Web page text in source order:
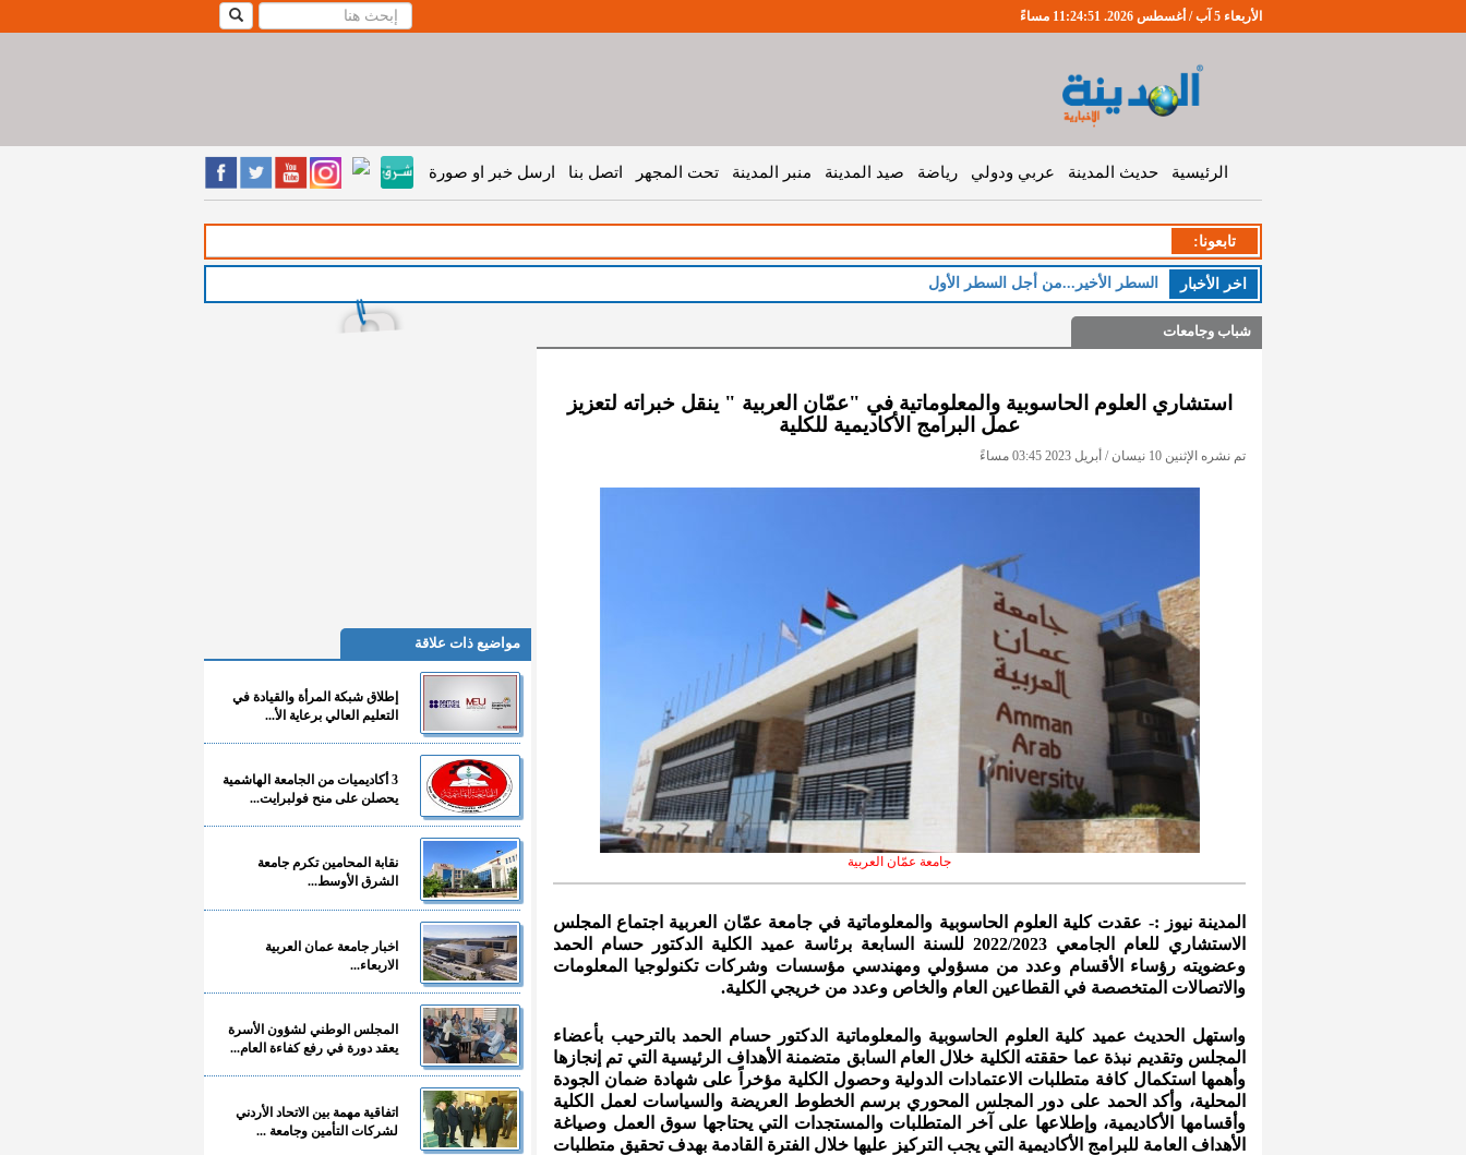
الأربعاء 5 آب / أغسطس 2026. 11:24:51 مساءً
الرئيسية حديث المدينة عربي ودولي رياضة صيد المدينة منبر المدينة تحت المجهر اتصل بنا ارسل خبر او صورة
تابعونا:
اخر اﻷخبار ال
شباب وجامعات
استشاري العلوم الحاسوبية والمعلوماتية في "عمّان العربية " ينقل خبراته لتعزيز
عمل البرامج الأكاديمية للكلية
تم نشره الإثنين 10 نيسان / أبريل 2023 03:45 مساءً
جامعة عمّان العربية
المدينة نيوز :- عقدت كلية العلوم الحاسوبية والمعلوماتية في جامعة عمّان العربية اجتماع المجلس
الاستشاري للعام الجامعي 2022/2023 للسنة السابعة برئاسة عميد الكلية الدكتور حسام الحمد
وعضويته رؤساء الأقسام وعدد من مسؤولي ومهندسي مؤسسات وشركات تكنولوجيا المعلومات
والاتصالات المتخصصة في القطاعين العام والخاص وعدد من خريجي الكلية.
واستهل الحديث عميد كلية العلوم الحاسوبية والمعلوماتية الدكتور حسام الحمد بالترحيب بأعضاء
المجلس وتقديم نبذة عما حققته الكلية خلال العام السابق متضمنة الأهداف الرئيسية التي تم إنجازها
وأهمها استكمال كافة متطلبات الاعتمادات الدولية وحصول الكلية مؤخراً على شهادة ضمان الجودة
المحلية، وأكد الحمد على دور المجلس المحوري برسم الخطوط العريضة والسياسات لعمل الكلية
وأقسامها الأكاديمية، وإطلاعها على آخر المتطلبات والمستجدات التي يحتاجها سوق العمل وصياغة
الأهداف العامة للبرامج الأكاديمية التي يجب التركيز عليها خلال الفترة القادمة بهدف تحقيق متطلبات
مواضيع ذات علاقة
إطلاق شبكة المرأة والقيادة في
التعليم العالي برعاية الأ...
3 أكاديميات من الجامعة الهاشمية
يحصلن على منح فولبرايت...
نقابة المحامين تكرم جامعة
الشرق الأوسط...
اخبار جامعة عمان العربية
الاربعاء...
المجلس الوطني لشؤون الأسرة
يعقد دورة في رفع كفاءة العام...
اتفاقية مهمة بين الاتحاد الأردني
لشركات التأمين وجامعة ...